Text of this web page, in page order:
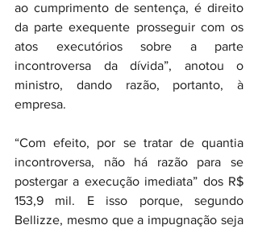
ao cumprimento de sentença, é direito
da parte exequente prosseguir com os
atos executórios sobre a parte
incontroversa da dívida”, anotou o
ministro, dando razão, portanto, à
empresa.
“Com efeito, por se tratar de quantia
incontroversa, não há razão para se
postergar a execução imediata” dos R$
153,9 mil. E isso porque, segundo
Bellizze, mesmo que a impugnação seja